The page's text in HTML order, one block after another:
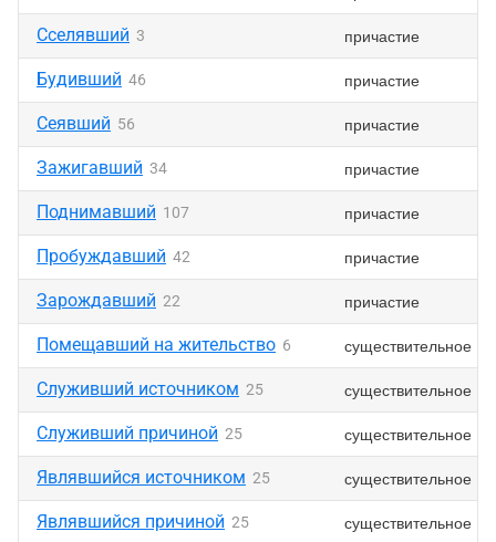
Сселявший 3 причастие
Будивший 46 причастие
Сеявший 56 причастие
Зажигавший 34 причастие
Поднимавший 107 причастие
Пробуждавший 42 причастие
Зарождавший 22 причастие
Помещавший на жительство 6 существительное
Служивший источником 25 существительное
Служивший причиной 25 существительное
Являвшийся источником 25 существительное
Являвшийся причиной 25 существительное